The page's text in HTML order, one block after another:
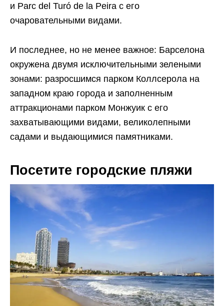
и Parc del Turó de la Peira с его
очаровательными видами.
И последнее, но не менее важное: Барселона
окружена двумя исключительными зелеными
зонами: разросшимся парком Коллсерола на
западном краю города и заполненным
аттракционами парком Монжуик с его
захватывающими видами, великолепными
садами и выдающимися памятниками.
Посетите городские пляжи